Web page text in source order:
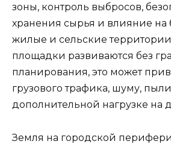
зоны, контроль выбросов,
хранения сырья и влияние
жилые и сельские
площадки развиваются без
планирования, это может
грузового трафика, шуму,
дополнительной нагрузке на
Земля на городской